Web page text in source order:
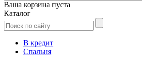
Ваша корзина пуста
Каталог
В кредит
Спальня